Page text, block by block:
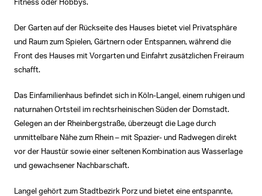
Fitness oder Hobbys.
Der Garten auf der Rückseite des Hauses bietet viel Privatsphäre
und Raum zum Spielen, Gärtnern oder Entspannen, während die
Front des Hauses mit Vorgarten und Einfahrt zusätzlichen Freiraum
schafft.
Das Einfamilienhaus befindet sich in Köln-Langel, einem ruhigen und
naturnahen Ortsteil im rechtsrheinischen Süden der Domstadt.
Gelegen an der Rheinbergstraße, überzeugt die Lage durch
unmittelbare Nähe zum Rhein – mit Spazier- und Radwegen direkt
vor der Haustür sowie einer seltenen Kombination aus Wasserlage
und gewachsener Nachbarschaft.
Langel gehört zum Stadtbezirk Porz und bietet eine entspannte,